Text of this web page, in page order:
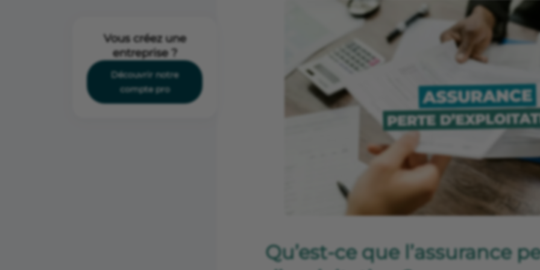
Vous créez une
entreprise ?
Découvrir notre
compte pro
Qu’est-ce que l’assurance